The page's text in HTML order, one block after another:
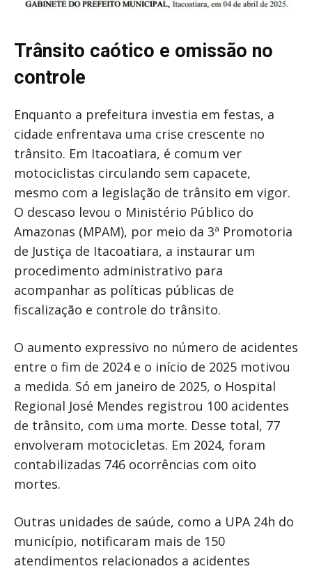
Trânsito caótico e omissão no
controle
Enquanto a prefeitura investia em festas, a
cidade enfrentava uma crise crescente no
trânsito. Em Itacoatiara, é comum ver
motociclistas circulando sem capacete,
mesmo com a legislação de trânsito em vigor.
O descaso levou o Ministério Público do
Amazonas (MPAM), por meio da 3ª Promotoria
de Justiça de Itacoatiara, a instaurar um
procedimento administrativo para
acompanhar as políticas públicas de
fiscalização e controle do trânsito.
O aumento expressivo no número de acidentes
entre o fim de 2024 e o início de 2025 motivou
a medida. Só em janeiro de 2025, o Hospital
Regional José Mendes registrou 100 acidentes
de trânsito, com uma morte. Desse total, 77
envolveram motocicletas. Em 2024, foram
contabilizadas 746 ocorrências com oito
mortes.
Outras unidades de saúde, como a UPA 24h do
município, notificaram mais de 150
atendimentos relacionados a acidentes